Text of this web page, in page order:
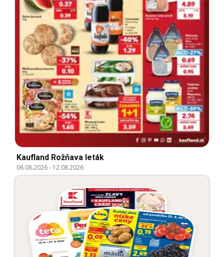
Kaufland Rožňava leták
06.08.2026- 12.08.2026